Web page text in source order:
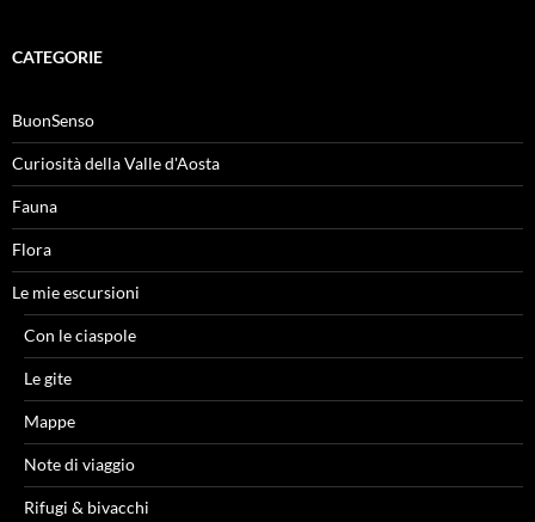
CATEGORIE
BuonSenso
Curiosità della Valle d'Aosta
Fauna
Flora
Le mie escursioni
Con le ciaspole
Le gite
Mappe
Note di viaggio
Rifugi & bivacchi